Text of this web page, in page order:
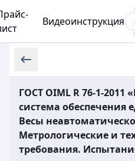
Видеоинструкция
ГОСТ OIML R 76-1-2011
система обеспечения
Весы
Метрологические и
требования.